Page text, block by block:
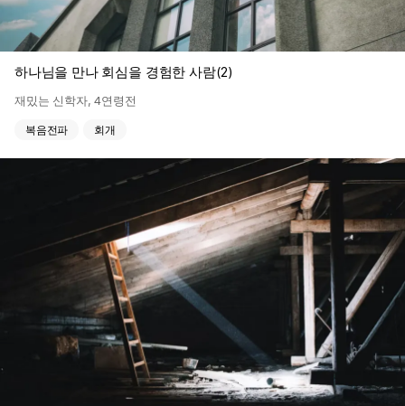
하나님을 만나 회심을 경험한 사람(2)
재밌는 신학자,4연령전
복음전파 회개